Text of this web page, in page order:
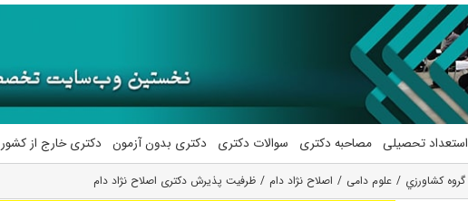
استعداد تحصیلی مصاحبه دکتری سوالات دکتری دکتری بدون آزمون دکتری خارج از کشور
گروه كشاورزي علوم دامی اصلاح نژاد دام ظرفیت پذیرش دکتری اصلاح نژاد دام